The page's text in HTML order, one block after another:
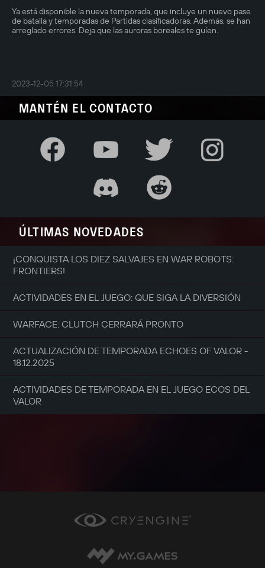
Ya está disponible la nueva temporada, que incluye un nuevo pase
de batalla y temporadas de Partidas clasificadoras. Además, se han
arreglado errores. Deja que las auroras boreales te guíen.
2023-12-05 17:31:54
MANTÉN EL CONTACTO
ÚLTIMAS NOVEDADES
¡CONQUISTA LOS DIEZ SALVAJES EN WAR ROBOTS:
FRONTIERS!
ACTIVIDADES EN EL JUEGO: QUE SIGA LA DIVERSIÓN
WARFACE: CLUTCH CERRARÁ PRONTO
ACTUALIZACIÓN DE TEMPORADA ECHOES OF VALOR -
18.12.2025
ACTIVIDADES DE TEMPORADA EN EL JUEGO ECOS DEL
VALOR